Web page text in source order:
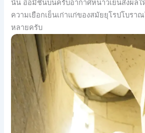
นั้น อ่อมีชั้นบนครับอากาศหนาวเย็นส่งผลใ
ความเยือกเย็นเก่าแก่ของสมัยยุโรปโบรา
หลายครับ